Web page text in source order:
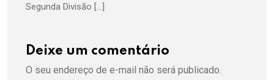
Segunda Divisão […]
Deixe um comentário
O seu endereço de e-mail não será publicado.